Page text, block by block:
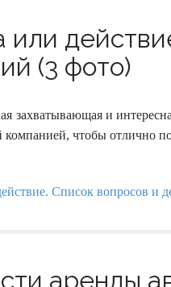
или
(3 фото)
захватывающая и
компанией, чтобы отлично
аренды